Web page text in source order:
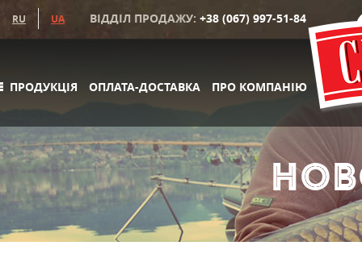
RU UA ВІДДІЛ ПРОДАЖУ: +38 (067) 997-51-84
ПРОДУКЦІЯ ОПЛАТА-ДОСТАВКА ПРО КОМПАНІЮ